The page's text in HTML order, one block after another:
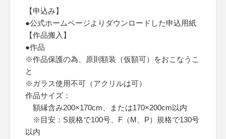
【申込み】
●公式ホームページよりダウンロードした申込用紙
【作品搬入】
●作品
※作品保護の為、原則額装（仮額可）をおこなうこ
と
※ガラス使用不可（アクリルは可）
作品サイズ：
額縁含み200×170cm、または170×200cm以内
※目安：S規格で100号、F（M、P）規格で130号
以内